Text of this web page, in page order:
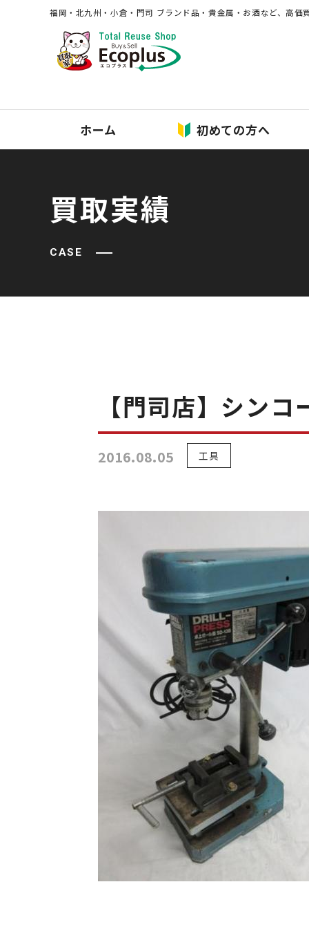
福岡・北九州・⼩倉・⾨司 ブランド品・貴⾦属・お酒など、⾼
ホーム 初めての方へ
買取実績
CASE
【門司店】シン
2016.08.05 工具